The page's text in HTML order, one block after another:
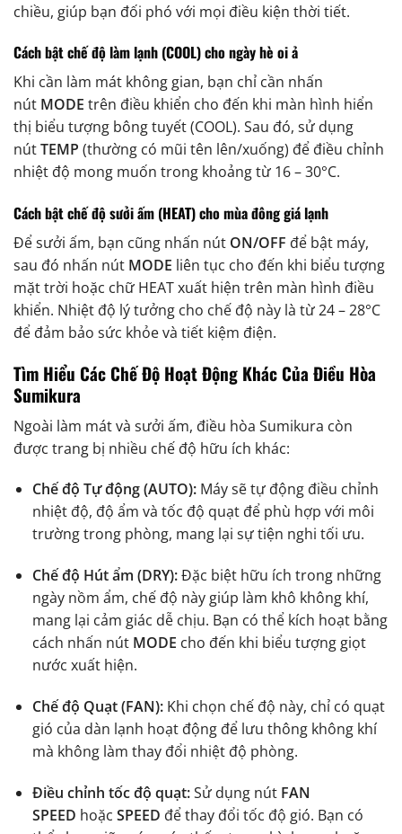
chiều, giúp bạn đối phó với mọi điều kiện thời tiết.
Cách bật chế độ làm lạnh (COOL) cho ngày hè oi ả
Khi cần làm mát không gian, bạn chỉ cần nhấn
nút MODE trên điều khiển cho đến khi màn hình hiển
thị biểu tượng bông tuyết (COOL). Sau đó, sử dụng
nútTEMP (thường có mũi tên lên/xuống) để điều chỉnh
nhiệt độ mong muốn trong khoảng từ 16 – 30°C.
Cách bật chế độ sưởi ấm (HEAT) cho mùa đông giá lạnh
Để sưởi ấm, bạn cũng nhấn nút ON/OFF để bật máy,
sau đó nhấn nút MODE liên tục cho đến khi biểu tượng
mặt trời hoặc chữ HEAT xuất hiện trên màn hình điều
khiển. Nhiệt độ lý tưởng cho chế độ này là từ 24 – 28°C
để đảm bảo sức khỏe và tiết kiệm điện.
Tìm Hiểu Các Chế Độ Hoạt Động Khác Của Điều Hòa
Sumikura
Ngoài làm mát và sưởi ấm, điều hòa Sumikura còn
được trang bị nhiều chế độ hữu ích khác:
Chế độ Tự động (AUTO):Máy sẽ tự động điều chỉnh
nhiệt độ, độ ẩm và tốc độ quạt để phù hợp với môi
trường trong phòng, mang lại sự tiện nghi tối ưu.
Chế độ Hút ẩm (DRY):Đặc biệt hữu ích trong những
ngày nồm ẩm, chế độ này giúp làm khô không khí,
mang lại cảm giác dễ chịu. Bạn có thể kích hoạt bằng
cách nhấn nút MODE cho đến khi biểu tượng giọt
nước xuất hiện.
Chế độ Quạt (FAN):Khi chọn chế độ này, chỉ có quạt
gió của dàn lạnh hoạt động để lưu thông không khí
mà không làm thay đổi nhiệt độ phòng.
Điều chỉnh tốc độ quạt:Sử dụng nút FAN
SPEED hoặc SPEED để thay đổi tốc độ gió. Bạn có